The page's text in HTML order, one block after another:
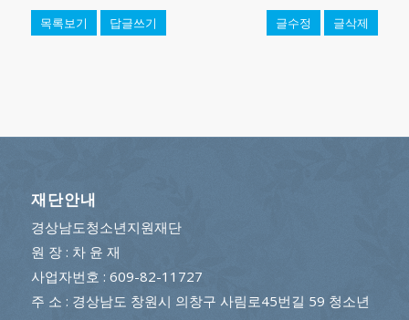
목록보기 답글쓰기 글수정 글삭제
재단안내
경상남도청소년지원재단
원 장 : 차 윤 재
사업자번호 : 609-82-11727
주 소 : 경상남도 창원시 의창구 사림로45번길 59 청소년